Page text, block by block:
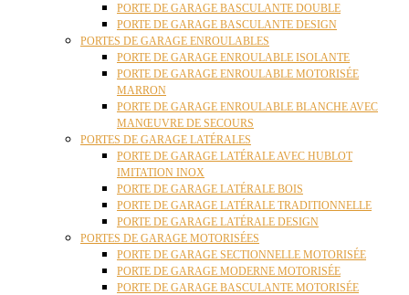
PORTE DE GARAGE BASCULANTE DOUBLE
PORTE DE GARAGE BASCULANTE DESIGN
PORTES DE GARAGE ENROULABLES
PORTE DE GARAGE ENROULABLE ISOLANTE
PORTE DE GARAGE ENROULABLE MOTORISÉE
MARRON
PORTE DE GARAGE ENROULABLE BLANCHE AVEC
MANŒUVRE DE SECOURS
PORTES DE GARAGE LATÉRALES
PORTE DE GARAGE LATÉRALE AVEC HUBLOT
IMITATION INOX
PORTE DE GARAGE LATÉRALE BOIS
PORTE DE GARAGE LATÉRALE TRADITIONNELLE
PORTE DE GARAGE LATÉRALE DESIGN
PORTES DE GARAGE MOTORISÉES
PORTE DE GARAGE SECTIONNELLE MOTORISÉE
PORTE DE GARAGE MODERNE MOTORISÉE
PORTE DE GARAGE BASCULANTE MOTORISÉE